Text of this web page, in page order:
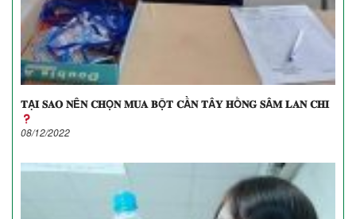
𝐓Ạ𝐈 𝐒𝐀𝐎 𝐍Ê𝐍 𝐂𝐇Ọ𝐍 𝐌𝐔𝐀 𝐁Ộ𝐓 𝐂Ầ𝐍 𝐓Â𝐘 𝐇Ồ𝐍𝐆 𝐒Â𝐌 𝐋𝐀𝐍 𝐂𝐇𝐈
08/12/2022